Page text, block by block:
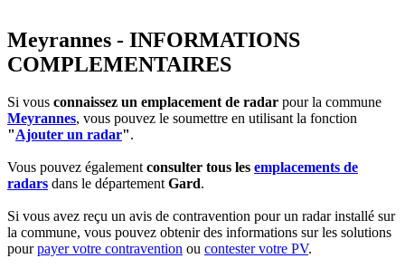
Meyrannes - INFORMATIONS
COMPLEMENTAIRES
Si vous connaissez un emplacement de radar pour la commune
Meyrannes, vous pouvez le soumettre en utilisant la fonction
"Ajouter un radar".
Vous pouvez égalementconsulter tous les emplacements de
radars dans le départementGard.
Si vous avez reçu un avis de contravention pour un radar installé sur
la commune, vous pouvez obtenir des informations sur les solutions
pourpayer votre contravention ou contester votre PV.